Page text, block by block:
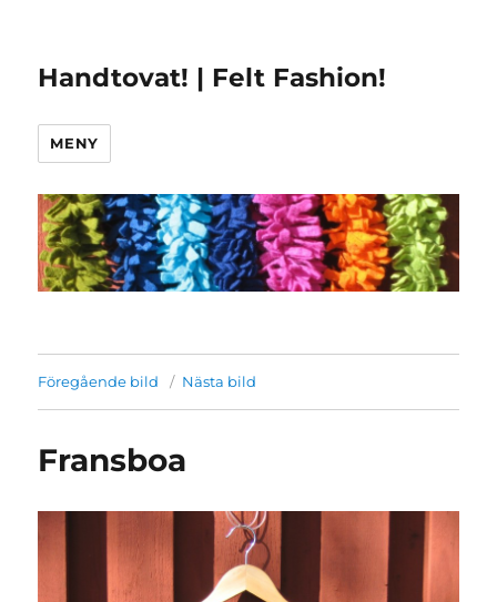
Handtovat! | Felt Fashion!
MENY
Föregående bild Nästa bild
Fransboa